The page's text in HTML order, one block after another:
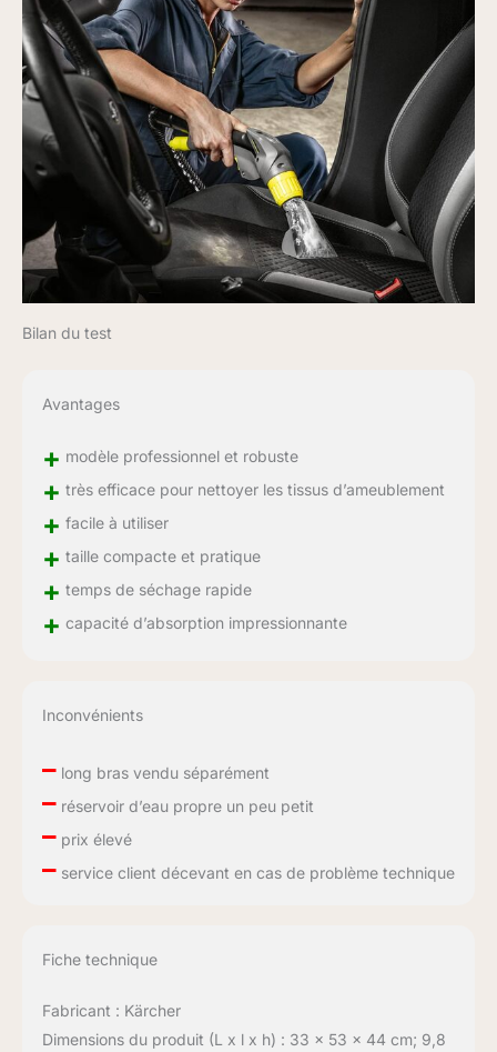
Bilan du test
Avantages
+ modèle professionnel et robuste
+ très efficace pour nettoyer les tissus d’ameublement
+ facile à utiliser
+ taille compacte et pratique
+ temps de séchage rapide
+ capacité d’absorption impressionnante
Inconvénients
–long bras vendu séparément
–réservoir d’eau propre un peu petit
–prix élevé
–service client décevant en cas de problème technique
Fiche technique
Fabricant : Kärcher
Dimensions du produit (L x l x h) : 33 x 53 x 44 cm; 9,8